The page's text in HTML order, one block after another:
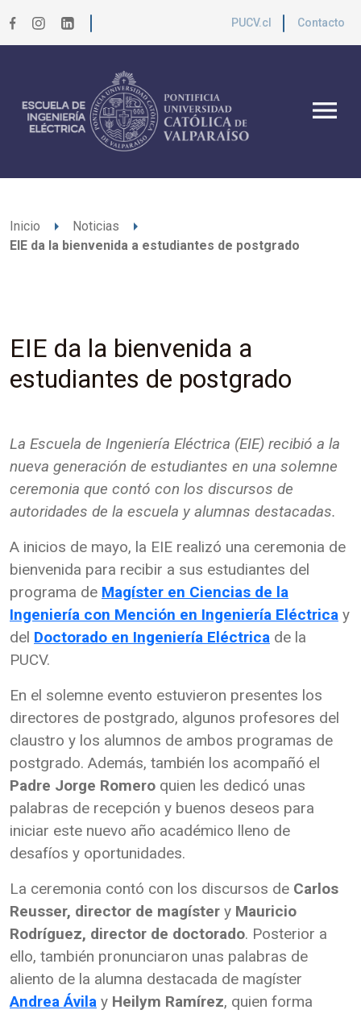
PUCV.cl Contacto
menu
Inicio arrow_right Noticias arrow_right
EIE da la bienvenida a estudiantes de postgrado
EIE da la bienvenida a
estudiantes de postgrado
La Escuela de Ingeniería Eléctrica (EIE) recibió a la
nueva generación de estudiantes en una solemne
ceremonia que contó con los discursos de
autoridades de la escuela y alumnas destacadas.
A inicios de mayo, la EIE realizó una ceremonia de
bienvenida para recibir a sus estudiantes del
programa de Magíster en Ciencias de la
Ingeniería con Mención en Ingeniería Eléctrica y
del Doctorado en Ingeniería Eléctrica de la
PUCV.
En el solemne evento estuvieron presentes los
directores de postgrado, algunos profesores del
claustro y los alumnos de ambos programas de
postgrado. Además, también los acompañó el
Padre Jorge Romero quien les dedicó unas
palabras de recepción y buenos deseos para
iniciar este nuevo año académico lleno de
desafíos y oportunidades.
La ceremonia contó con los discursos de Carlos
Reusser, director de magíster y Mauricio
Rodríguez, director de doctorado. Posterior a
ello, también pronunciaron unas palabras de
aliento de la alumna destacada de magíster
Andrea Ávila y Heilym Ramírez, quien forma